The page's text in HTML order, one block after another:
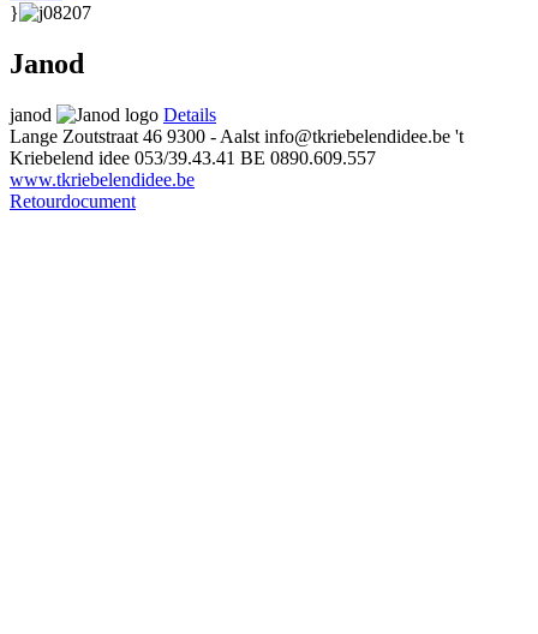
}
Janod
janod
Details
Lange Zoutstraat 46 9300 - Aalst info@tkriebelendidee.be 't
Kriebelend idee 053/39.43.41 BE 0890.609.557
www.tkriebelendidee.be
Retourdocument